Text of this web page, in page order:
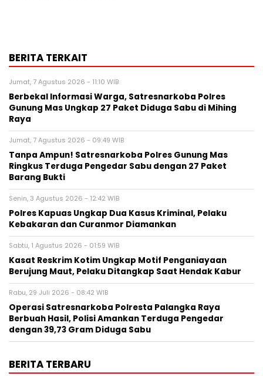
BERITA TERKAIT
Jumat, 7 Agustus 2026 - 11:10 WIB
Berbekal Informasi Warga, Satresnarkoba Polres
Gunung Mas Ungkap 27 Paket Diduga Sabu di Mihing
Raya
Jumat, 7 Agustus 2026 - 09:49 WIB
Tanpa Ampun! Satresnarkoba Polres Gunung Mas
Ringkus Terduga Pengedar Sabu dengan 27 Paket
Barang Bukti
Senin, 3 Agustus 2026 - 12:42 WIB
Polres Kapuas Ungkap Dua Kasus Kriminal, Pelaku
Kebakaran dan Curanmor Diamankan
Sabtu, 1 Agustus 2026 - 01:59 WIB
Kasat Reskrim Kotim Ungkap Motif Penganiayaan
Berujung Maut, Pelaku Ditangkap Saat Hendak Kabur
Rabu, 29 Juli 2026 - 08:42 WIB
Operasi Satresnarkoba Polresta Palangka Raya
Berbuah Hasil, Polisi Amankan Terduga Pengedar
dengan 39,73 Gram Diduga Sabu
BERITA TERBARU